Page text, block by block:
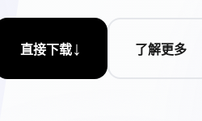
直接下载↓ 了解更多